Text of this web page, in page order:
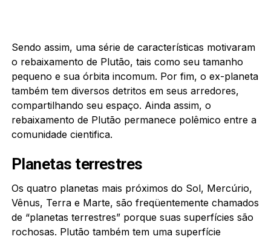
Sendo assim, uma série de características motivaram
o rebaixamento de Plutão, tais como seu tamanho
pequeno e sua órbita incomum. Por fim, o ex-planeta
também tem diversos detritos em seus arredores,
compartilhando seu espaço. Ainda assim, o
rebaixamento de Plutão permanece polêmico entre a
comunidade cientifica.
Planetas terrestres
Os quatro planetas mais próximos do Sol, Mercúrio,
Vênus, Terra e Marte, são freqüentemente chamados
de “planetas terrestres” porque suas superfícies são
rochosas. Plutão também tem uma superfície